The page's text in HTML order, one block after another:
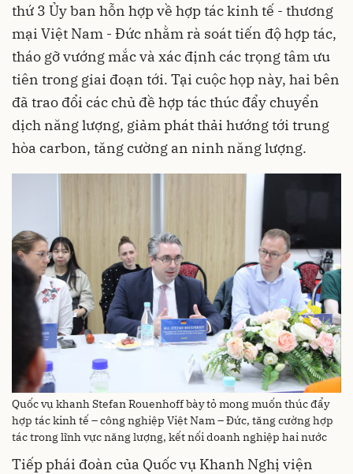
thứ 3 Ủy ban hỗn hợp về hợp tác kinh tế - thương
mại Việt Nam - Đức nhằm rà soát tiến độ hợp tác,
tháo gỡ vướng mắc và xác định các trọng tâm ưu
tiên trong giai đoạn tới. Tại cuộc họp này, hai bên
đã trao đổi các chủ đề hợp tác thúc đẩy chuyển
dịch năng lượng, giảm phát thải hướng tới trung
hòa carbon, tăng cường an ninh năng lượng.
Quốc vụ khanh Stefan Rouenhoff bày tỏ mong muốn thúc đẩy
hợp tác kinh tế – công nghiệp Việt Nam – Đức, tăng cường hợp
tác trong lĩnh vực năng lượng, kết nối doanh nghiệp hai nước
Tiếp phái đoàn của Quốc vụ Khanh Nghị viện